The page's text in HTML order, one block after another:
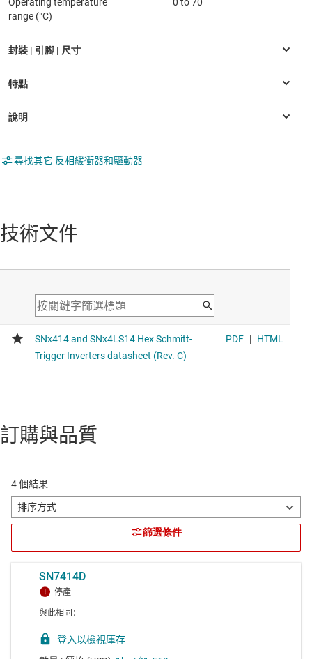
Operating temperature
range (°C)
0 to 70
尋找其它 反相緩衝器和驅動器
技術文件
訂購與品質